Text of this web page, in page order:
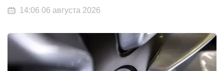
14:06 06 августа 2026